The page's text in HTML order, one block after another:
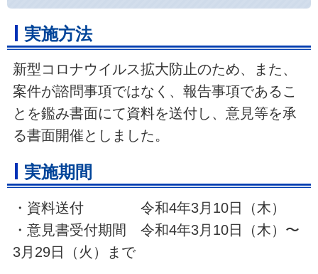
実施方法
新型コロナウイルス拡大防止のため、また、
案件が諮問事項ではなく、報告事項であるこ
とを鑑み書面にて資料を送付し、意見等を承
る書面開催としました。
実施期間
・資料送付 令和4年3月10日（木）
・意見書受付期間 令和4年3月10日（木）〜
3月29日（火）まで